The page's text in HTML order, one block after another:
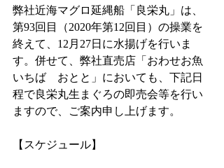
弊社近海マグロ延縄船「良栄丸」は、
第93回目（2020年第12回目）の操業を
終えて、12月27日に水揚げを行いま
す。併せて、弊社直売店「おわせお魚
いちば　おとと」においても、下記日
程で良栄丸生まぐろの即売会等を行い
ますので、ご案内申し上げます。
【スケジュール】